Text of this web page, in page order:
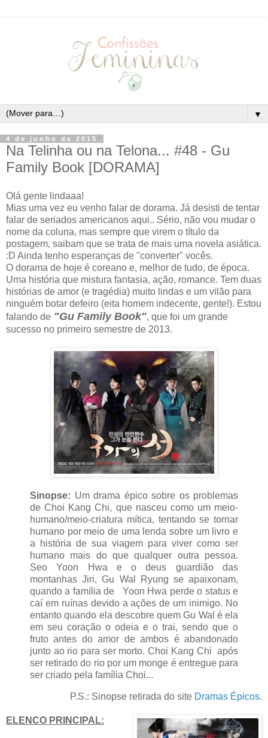
▼
4 de junho de 2015
Na Telinha ou na Telona... #48 - Gu
Family Book [DORAMA]
Olá gente lindaaa!
Mias uma vez eu venho falar de dorama. Já desisti de tentar
falar de seriados americanos aqui.. Sério, não vou mudar o
nome da coluna, mas sempre que virem o título da
postagem, saibam que se trata de mais uma novela asiática.
:D Ainda tenho esperanças de "converter" vocês.
O dorama de hoje é coreano e, melhor de tudo, de época.
Uma história que mistura fantasia, ação, romance. Tem duas
histórias de amor (e tragédia) muito lindas e um vilão para
ninguém botar defeiro (eita homem indecente, gente!). Estou
falando de "Gu Family Book", que foi um grande
sucesso no primeiro semestre de 2013.
Sinopse: Um drama épico sobre os problemas
de Choi Kang Chi, que nasceu como um meio-
humano/meio-criatura mítica, tentando se tornar
humano por meio de uma lenda sobre um livro e
a história de sua viagem para viver como ser
humano mais do que qualquer outra pessoa.
Seo Yoon Hwa e o deus guardião das
montanhas Jiri, Gu Wal Ryung se apaixonam,
quando a família de Yoon Hwa perde o status e
caí em ruínas devido a ações de um inimigo. No
entanto quando ela descobre quem Gu Wal é ela
em seu coração o odeia e o trai, sendo que o
fruto antes do amor de ambos é abandonado
junto ao rio para ser morto. Choi Kang Chi após
ser retirado do rio por um monge é entregue para
ser criado pela família Choi...
P.S.: Sinopse retirada do site Dramas Épicos.
ELENCO PRINCIPAL: